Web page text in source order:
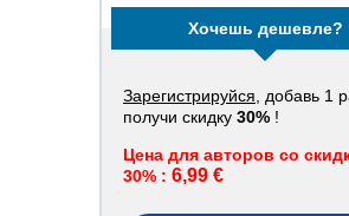
Хочешь дешевле?
Зарегистрируйся , добавь 1
получи скидку 30% !
Цена для авторов со
30% : 6,99 €